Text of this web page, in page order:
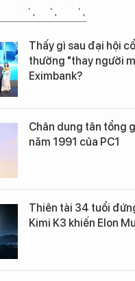
NHÂN
Thấy gì sau đại hội
thường "thay người
Eximbank?
Chân dung tân tổng
năm 1991 của PC1
Thiên tài 34 tuổi
Kimi K3 khiến Elon